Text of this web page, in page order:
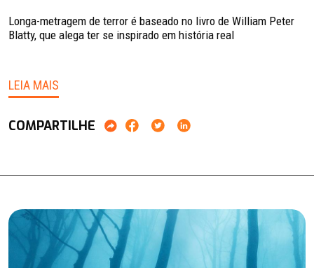
Longa-metragem de terror é baseado no livro de William Peter
Blatty, que alega ter se inspirado em história real
LEIA MAIS
COMPARTILHE